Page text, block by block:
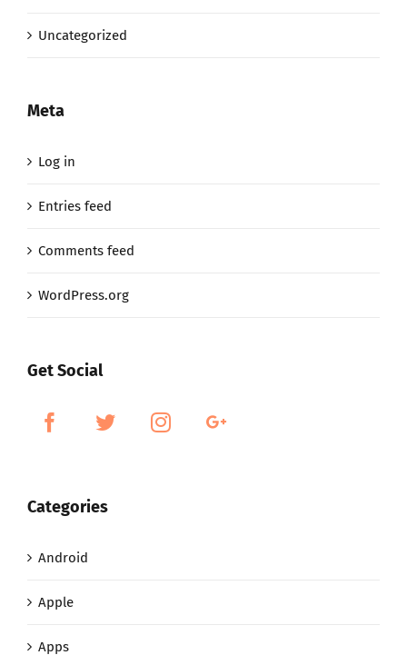
Uncategorized
Meta
Log in
Entries feed
Comments feed
WordPress.org
Get Social
Categories
Android
Apple
Apps